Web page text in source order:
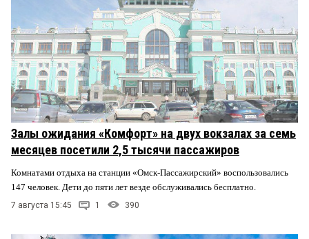
Залы ожидания «Комфорт» на двух вокзалах за семь
месяцев посетили 2,5 тысячи пассажиров
Комнатами отдыха на станции «Омск-Пассажирский» воспользовались
147 человек. Дети до пяти лет везде обслуживались бесплатно.
7 августа 15:45 1 390